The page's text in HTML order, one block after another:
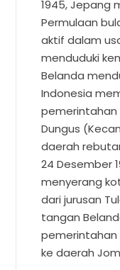
1945, Jepang
Permulaan
aktif dalam
menduduki
Belanda
Indonesia
pemerintahan
Dungus
daerah
24 Desember
menyerang
dari jurusan
tangan
pemerintahan
ke daerah